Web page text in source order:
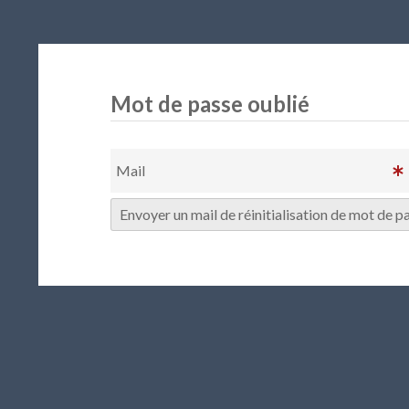
Mot de passe oublié
Mail
Envoyer un mail de réinitialisation de mot de